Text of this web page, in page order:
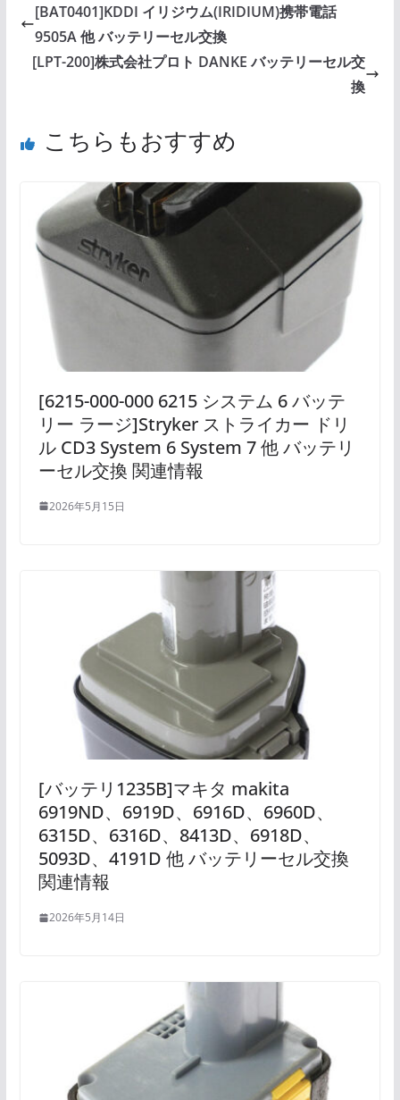
[BAT0401]KDDI イリジウム(IRIDIUM)携帯電話
9505A 他 バッテリーセル交換
[LPT-200]株式会社プロト DANKE バッテリーセル交
換
こちらもおすすめ
[6215-000-000 6215 システム 6 バッテ
リー ラージ]Stryker ストライカー ドリ
ル CD3 System 6 System 7 他 バッテリ
ーセル交換 関連情報
2026年5月15日
[バッテリ1235B]マキタ makita
6919ND、6919D、6916D、6960D、
6315D、6316D、8413D、6918D、
5093D、4191D 他 バッテリーセル交換
関連情報
2026年5月14日